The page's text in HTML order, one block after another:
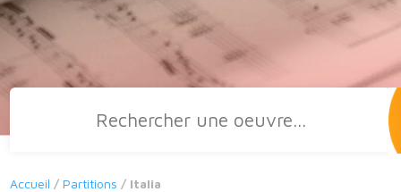
Recherche
Accueil / Partitions / Italia